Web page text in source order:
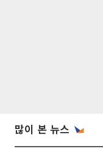
많이 본 뉴스